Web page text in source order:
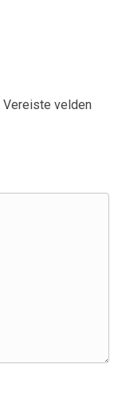
Vereiste velden